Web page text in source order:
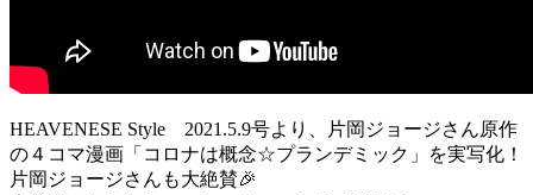
HEAVENESE Style 2021.5.9号より、片岡ジョージさん原作
の４コマ漫画「コロナは概念☆プランデミック」を実写化！
片岡ジョージさんも大絶賛🎉